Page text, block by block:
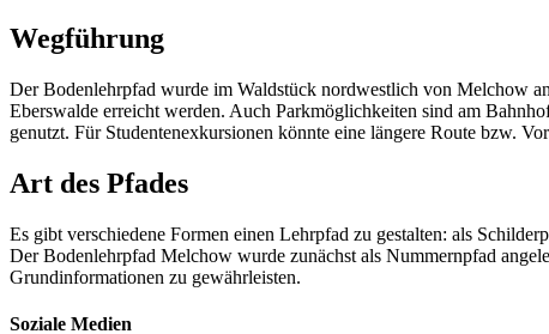
Wegführung
Der Bodenlehrpfad wurde im Waldstück nordwestlich von Melchow
Eberswalde erreicht werden. Auch Parkmöglichkeiten sind am
genutzt. Für Studentenexkursionen könnte eine längere Route bzw.
Art des Pfades
Es gibt verschiedene Formen einen Lehrpfad zu gestalten: als
Der Bodenlehrpfad Melchow wurde zunächst als Nummernpfad
Grundinformationen zu gewährleisten.
Soziale Medien